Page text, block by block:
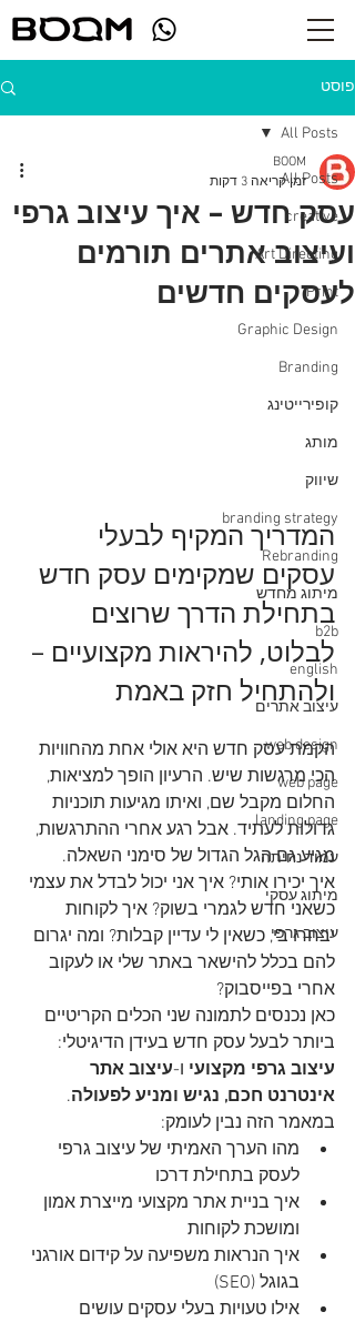
פוסט
All Posts
creative
Art Directing
Print
Graphic Design
Branding
קופירייטינג
מותג
שיווק
branding strategy
Rebranding
מיתוג מחדש
b2b
english
עיצוב אתרים
web design
web page
landing page
עמוד נחיתה
מיתוג עסקי
עיצוב גרפי
All Posts
עסק חדש – איך עיצוב גרפי
ועיצוב אתרים תורמים
לעסקים חדשים
BOOM
זמן קריאה 3 דקות
המדריך המקיף לבעלי
עסקים שמקימים עסק חדש
בתחילת הדרך שרוצים
לבלוט, להיראות מקצועיים –
ולהתחיל חזק באמת
הקמת עסק חדש היא אולי אחת מהחוויות
הכי מרגשות שיש. הרעיון הופך למציאות,
החלום מקבל שם, ואיתו מגיעות תוכניות
גדולות לעתיד. אבל רגע אחרי ההתרגשות,
מגיע גם הגל הגדול של סימני השאלה.
איך יכירו אותי? איך אני יכול לבדל את עצמי
כשאני חדש לגמרי בשוק? איך לקוחות
יבחרו בי, כשאין לי עדיין קבלות? ומה יגרום
להם בכלל להישאר באתר שלי או לעקוב
אחרי בפייסבוק?
כאן נכנסים לתמונה שני הכלים הקריטיים
ביותר לבעל עסק חדש בעידן הדיגיטלי:
עיצוב גרפי מקצועי ו-עיצוב אתר
אינטרנט חכם, נגיש ומניע לפעולה.
במאמר הזה נבין לעומק:
מהו הערך האמיתי של עיצוב גרפי
לעסק בתחילת דרכו
איך בניית אתר מקצועי מייצרת אמון
ומושכת לקוחות
איך הנראות משפיעה על קידום אורגני
בגוגל (SEO)
אילו טעויות בעלי עסקים עושים